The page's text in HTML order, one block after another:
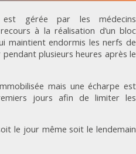
gérée par les médecins
à la réalisation d’un bloc
maintient endormis les nerfs de
plusieurs heures après le
mais une écharpe est
jours afin de limiter les
le jour même soit le lendemain